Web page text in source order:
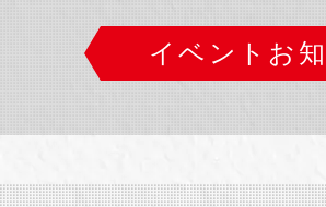
イベントお